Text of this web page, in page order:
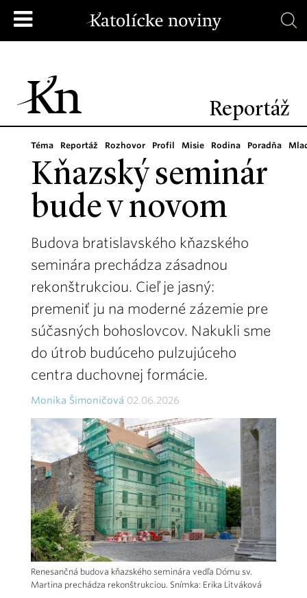
Reportáž
Téma Reportáž Rozhovor Profil Misie Rodina Poradňa
Kňazský seminár
bude v novom
Budova bratislavského kňazského
seminára prechádza zásadnou
rekonštrukciou. Cieľ je jasný:
premeniť ju na moderné zázemie pre
súčasných bohoslovcov. Nakukli sme
do útrob budúceho pulzujúceho
centra duchovnej formácie.
Monika Šimoničová 02.06.2026
Renesančná budova kňazského seminára vedľa Dómu sv.
Martina prechádza rekonštrukciou. Snímka: Erika Litváková